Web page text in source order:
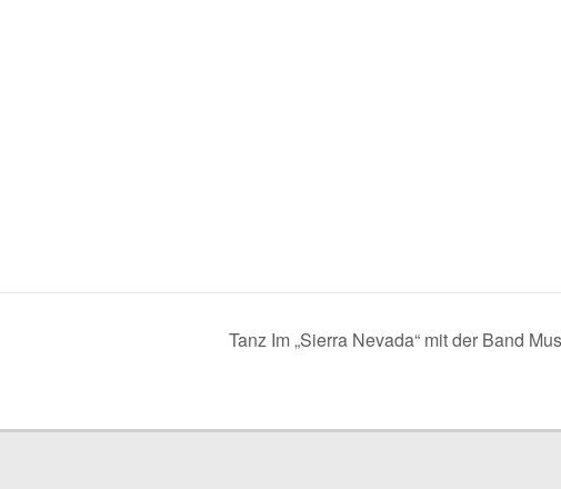
Tanz Im „Sierra Nevada“ mit der Band